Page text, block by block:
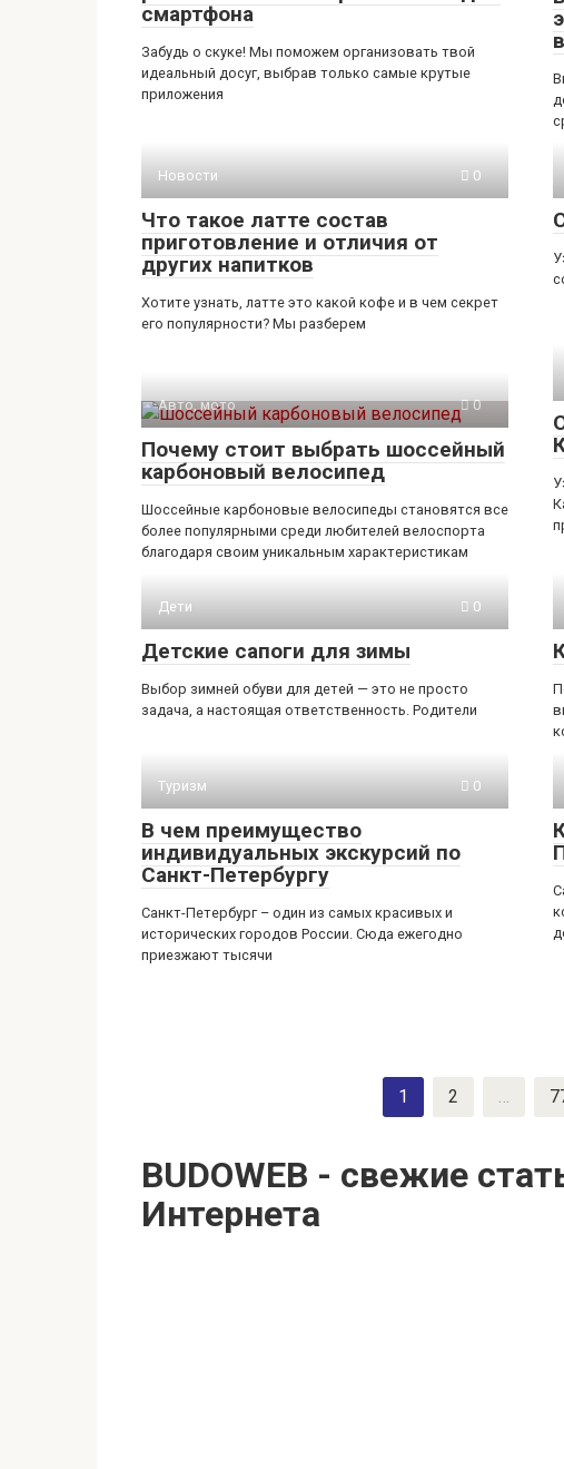
смартфона
Забудь о скуке! Мы поможем организовать твой
идеальный досуг, выбрав только самые крутые
приложения
Новости 0
Что такое латте состав
приготовление и отличия от
других напитков
Хотите узнать, латте это какой кофе и в чем секрет
его популярности? Мы разберем
Авто, мото 0
Почему стоит выбрать шоссейный
карбоновый велосипед
Шоссейные карбоновые велосипеды становятся все
более популярными среди любителей велоспорта
благодаря своим уникальным характеристикам
Дети 0
Детские сапоги для зимы
Выбор зимней обуви для детей — это не просто
задача, а настоящая ответственность. Родители
Туризм 0
В чем преимущество
индивидуальных экскурсий по
Санкт-Петербургу
Санкт-Петербург – один из самых красивых и
исторических городов России. Сюда ежегодно
приезжают тысячи
1 2 …
BUDOWEB - свежие
Интернета